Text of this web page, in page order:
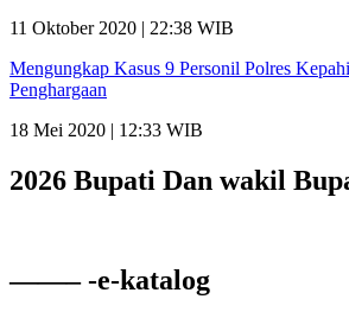
11 Oktober 2020 | 22:38 WIB
Mengungkap Kasus 9 Personil Polres
Penghargaan
18 Mei 2020 | 12:33 WIB
2026 Bupati Dan wakil
——– -e-katalog